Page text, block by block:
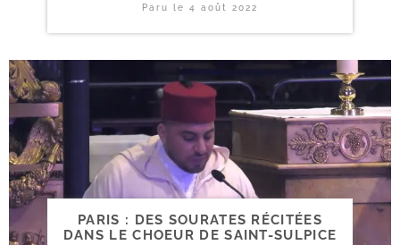
Paru le 4 août 2022
PARIS : DES SOURATES RÉCITÉES
DANS LE CHOEUR DE SAINT-SULPICE